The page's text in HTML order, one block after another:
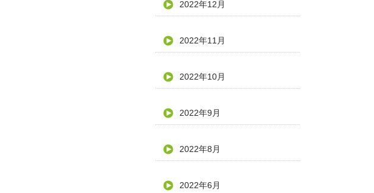
2022年12月
2022年11月
2022年10月
2022年9月
2022年8月
2022年6月